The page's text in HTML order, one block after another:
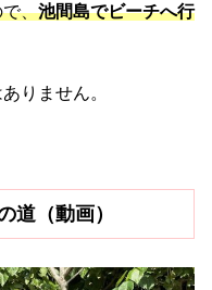
、池間島でビーチへ行
りません。
道（動画）